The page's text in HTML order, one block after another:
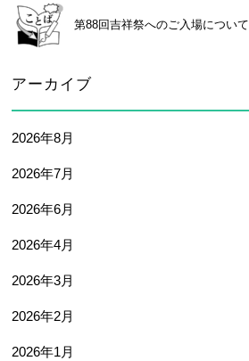
第88回吉祥祭へのご入場について
アーカイブ
2026年8月
2026年7月
2026年6月
2026年4月
2026年3月
2026年2月
2026年1月